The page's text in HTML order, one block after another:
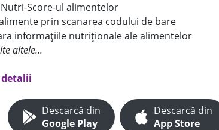
Score-ul alimentelor
prin scanarea codului de bare
informațiile nutriționale ale alimentelor
altele...
Descarcă din
Google Play
Descarcă din
App Store